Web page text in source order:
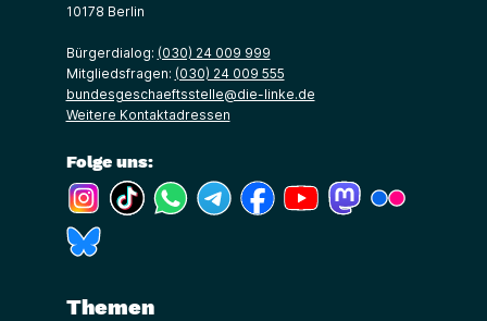
10178 Berlin
Bürgerdialog: (030) 24 009 999
Mitgliedsfragen: (030) 24 009 555
bundesgeschaeftsstelle@die-linke.de
Weitere Kontaktadressen
Folge uns:
(Link öffnet ein neues Fenster)
(Link öffnet ein neues Fenster)
(Link öffnet ein neues Fenster)
(Link öffnet ein neues Fenster)
(Link öffnet ein neues Fenster)
(Link öffnet ein neues
(Link öffnet ein
Themen